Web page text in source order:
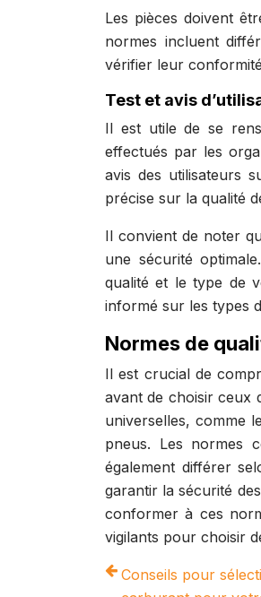
Les pièces doivent
normes incluent
vérifier leur
Test et avis
Il est utile de se
effectués par les
avis des utilisateurs
précise sur la qualité
Il convient de noter
une sécurité
qualité et le type de
informé sur les types
Normes de
Il est crucial de
avant de choisir ceux
universelles, comme
pneus. Les normes
également différer
garantir la sécurité
conformer à ces
vigilants pour choisir
Conseils pour